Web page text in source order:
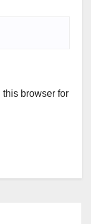
browser for